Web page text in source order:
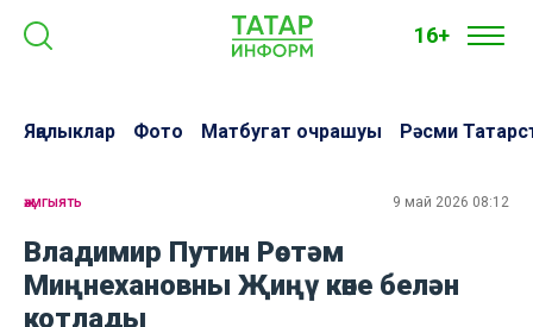
16+
Яңалыклар Фото Матбугат очрашуы Рәсми
җәмгыять 9 май 2026 08:12
Владимир Путин Рөстәм
Миңнехановны Җиңү көне белән
котлады